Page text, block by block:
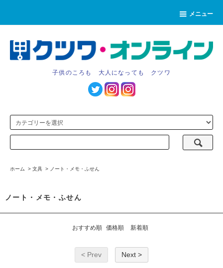
メニュー
子供のころも 大人になっても クツワ
ホーム > 文具 > ノート・メモ・ふせん
ノート・メモ・ふせん
おすすめ順 価格順 新着順
< Prev Next >